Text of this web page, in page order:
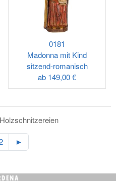
0181
Madonna mit Kind
sitzend-romanisch
ab 149,00 €
►